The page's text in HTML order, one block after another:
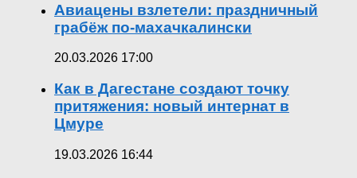
Авиацены взлетели: праздничный
грабёж по-махачкалински
20.03.2026 17:00
Как в Дагестане создают точку
притяжения: новый интернат в
Цмуре
19.03.2026 16:44